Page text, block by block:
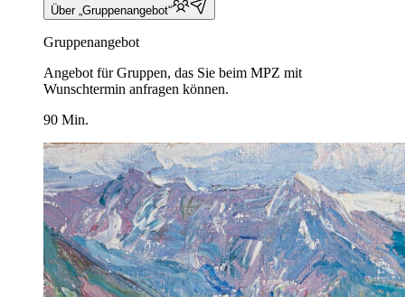
Über „Gruppenangebot“
Gruppenangebot
Angebot für Gruppen, das Sie beim MPZ mit
Wunschtermin anfragen können.
90 Min.